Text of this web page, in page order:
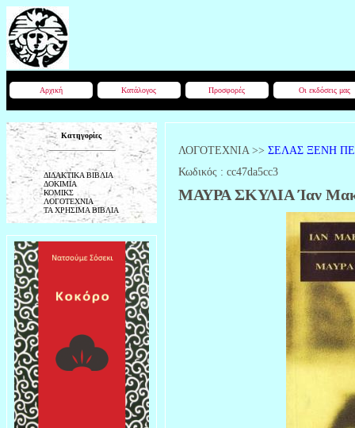
Αρχική Κατάλογος Προσφορές Οι εκδόσεις μας
Κατηγορίες
ΔΙΔΑΚΤΙΚΑ ΒΙΒΛΙΑ
ΔΟΚΙΜΙΑ
ΚΟΜΙΚΣ
ΛΟΓΟΤΕΧΝΙΑ
ΤΑ ΧΡΗΣΙΜΑ ΒΙΒΛΙΑ
ΛΟΓΟΤΕΧΝΙΑ >> ΣΕΛΑΣ ΞΕΝΗ
Κωδικός : cc47da5cc3
ΜΑΥΡΑ ΣΚΥΛΙΑ Ίαν Μακ